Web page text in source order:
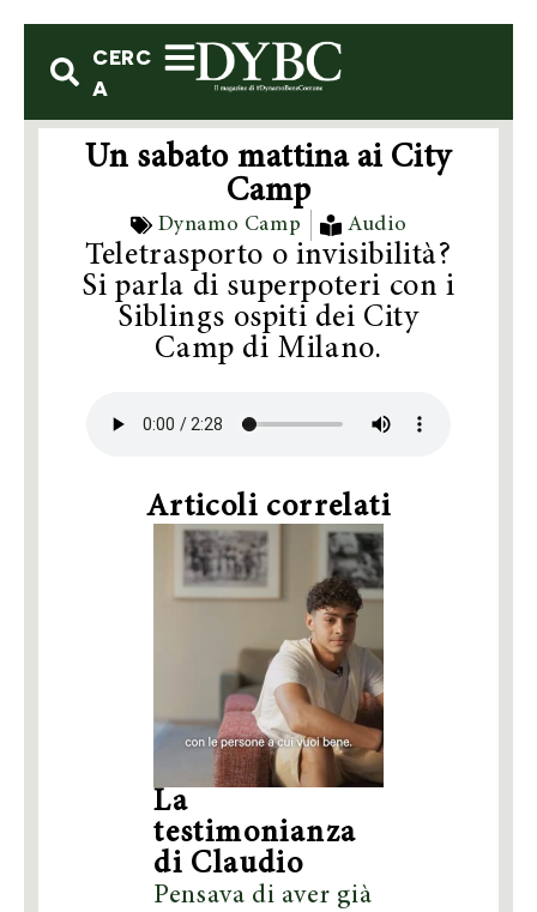
CERC
A
Un sabato mattina ai City
Camp
Dynamo Camp Audio
Teletrasporto o invisibilità?
Si parla di superpoteri con i
Siblings ospiti dei City
Camp di Milano.
Articoli correlati
La
testimonianza
di Claudio
Pensava di aver già